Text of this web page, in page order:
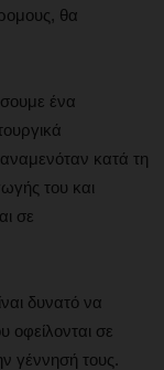
θα
ένα
κατά τη
του και
σε
δυνατό να
οφείλονται σε
γέννησή τους.